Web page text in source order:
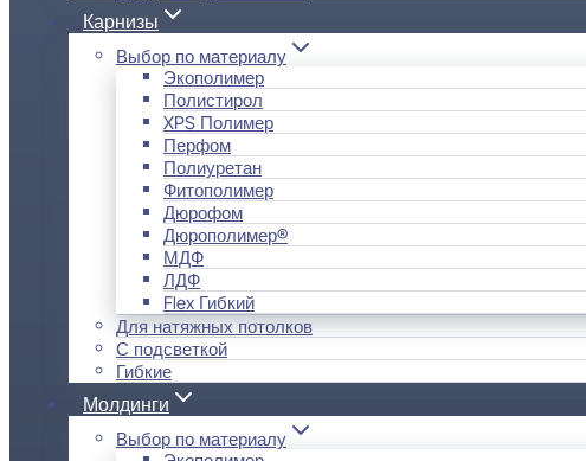
Карнизы
Выбор по материалу
Экополимер
Полистирол
XPS Полимер
Перфом
Полиуретан
Фитополимер
Дюрофом
Дюрополимер®
МДФ
ЛДФ
Flex Гибкий
Для натяжных потолков
С подсветкой
Гибкие
Молдинги
Выбор по материалу